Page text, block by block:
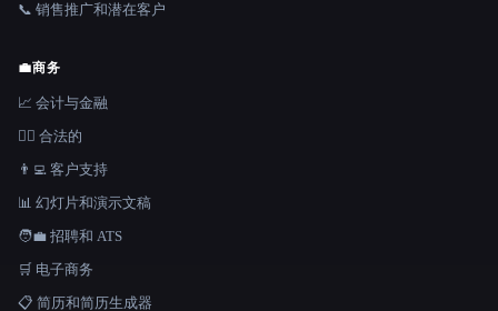
📞 销售推广和潜在客户
💼商务
📈 会计与金融
👩‍⚖️ 合法的
👨‍💻 客户支持
📊 幻灯片和演示文稿
🧑‍💼 招聘和 ATS
🛒 电子商务
📋 简历和简历生成器